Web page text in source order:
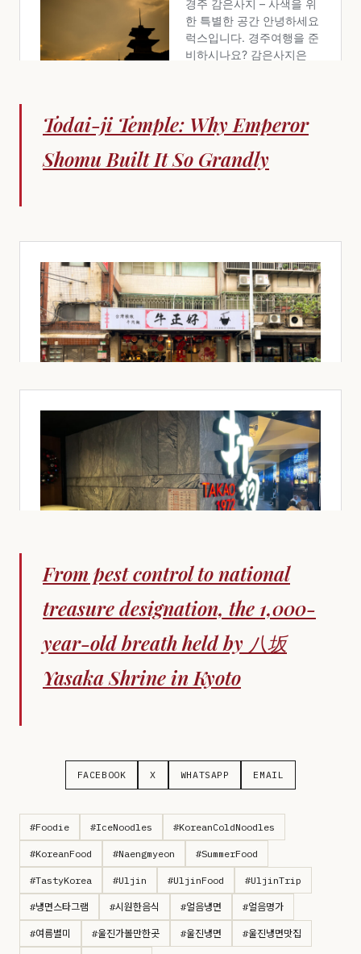
Todai-ji Temple: Why Emperor
Shomu Built It So Grandly
From pest control to national
treasure designation, the 1,000-
year-old breath held by 八坂
Yasaka Shrine in Kyoto
FACEBOOK X WHATSAPP EMAIL
#Foodie #IceNoodles #KoreanColdNoodles
#KoreanFood #Naengmyeon #SummerFood
#TastyKorea #Uljin #UljinFood #UljinTrip
#냉면스타그램 #시원한음식 #얼음냉면 #얼음명가
#여름별미 #울진가볼만한곳 #울진냉면 #울진냉면맛집